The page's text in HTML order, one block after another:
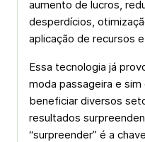
aumento de lucros,
desperdícios,
aplicação de recursos
Essa tecnologia já
moda passageira e
beneficiar diversos
resultados
“surpreender” é a